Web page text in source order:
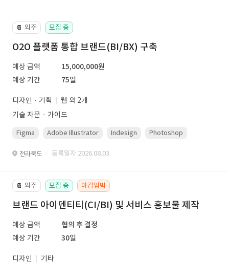
📔 외주 모집 중
O2O 플랫폼 통합 브랜드(BI/BX) 구축
예상 금액
15,000,000원
예상 기간
75일
디자인 · 기획
웹 외 2개
기술 자문ㆍ가이드
Figma Adobe Illustrator Indesign Photoshop
전라북도 · 등록일자 2026.08.03.
📔 외주 모집 중 마감임박
브랜드 아이덴티티(CI/BI) 및 서비스 홍보물 제작
예상 금액
협의 후 결정
예상 기간
30일
디자인
기타